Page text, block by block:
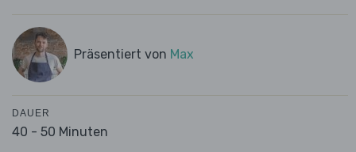
Präsentiert von Max
DAUER
40 - 50 Minuten